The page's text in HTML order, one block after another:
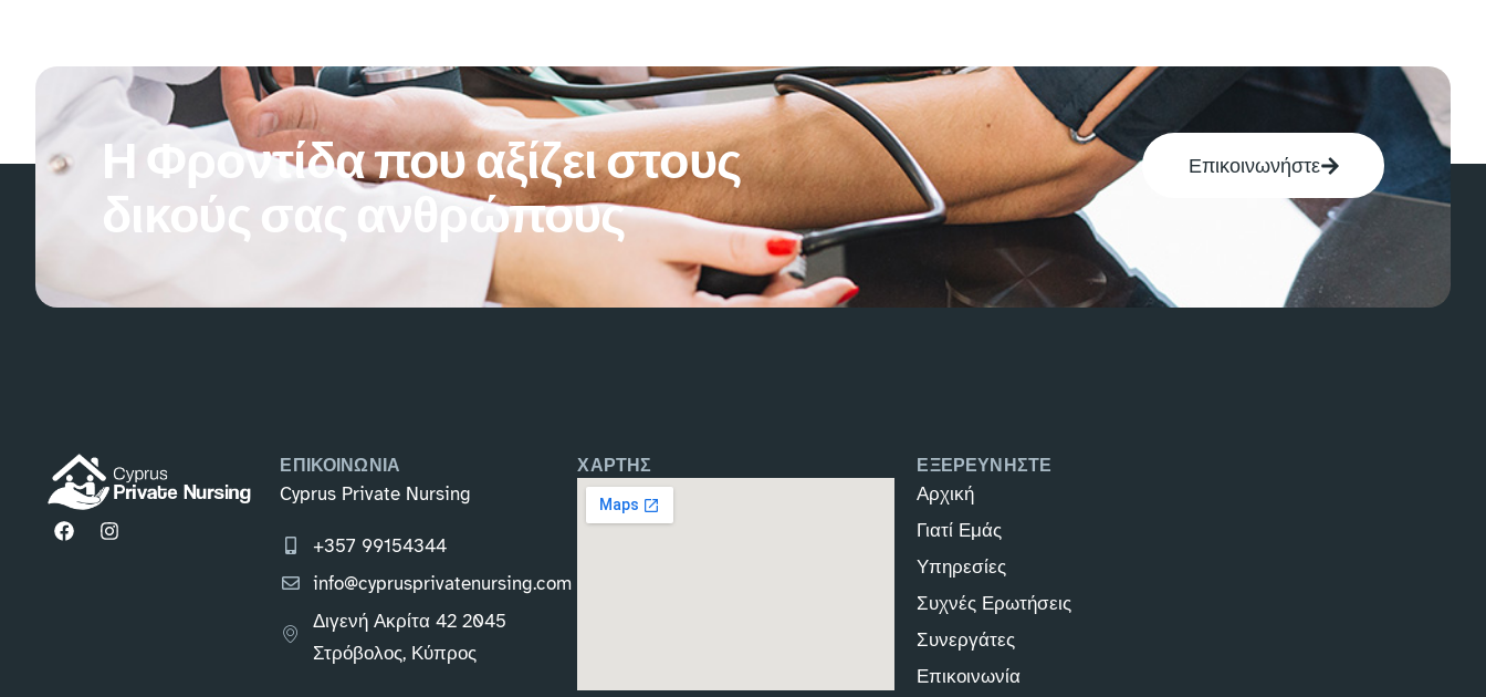
Η Φροντίδα που αξίζει στους
δικούς σας ανθρώπους
Επικοινωνήστε
ΕΠΙΚΟΙΝΩΝΙΑ
Cyprus Private Nursing
+357 99154344
info@cyprusprivatenursing.com
Διγενή Ακρίτα 42 2045
Στρόβολος, Κύπρος
ΧΑΡΤΗΣ ΕΞΕΡΕΥΝΗΣΤΕ
Αρχική
Γιατί Εμάς
Υπηρεσίες
Συχνές Ερωτήσεις
Συνεργάτες
Επικοινωνία